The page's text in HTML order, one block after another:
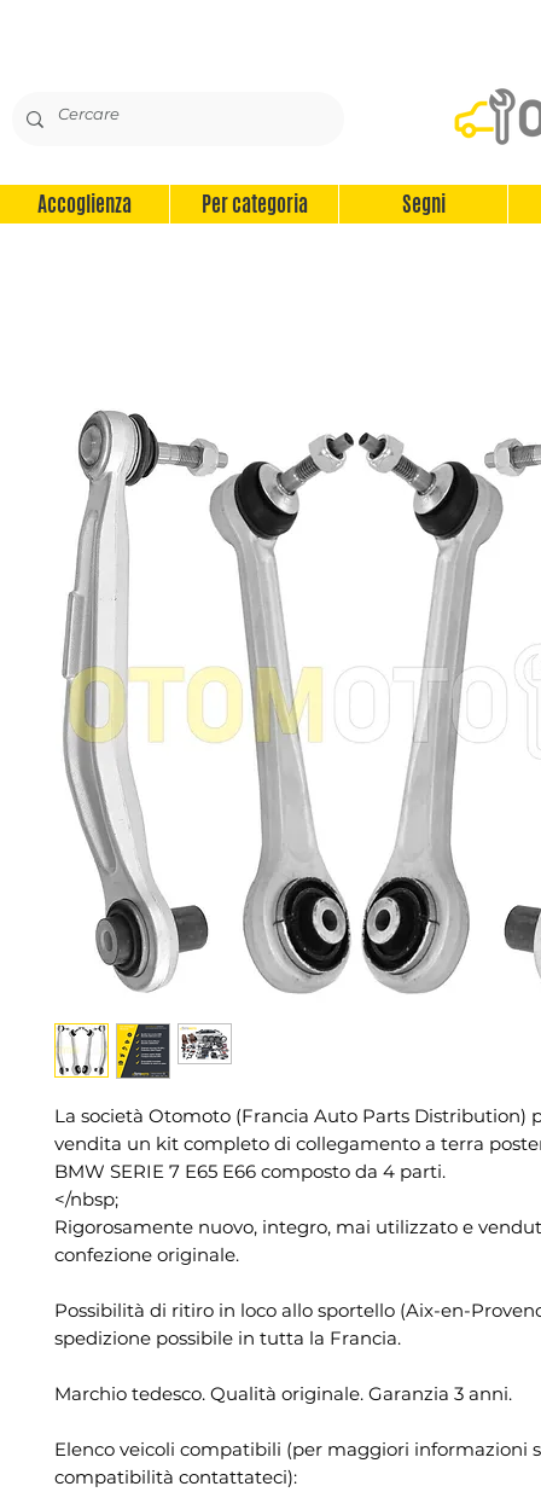
Accoglienza Per categoria Segni
La società Otomoto (Francia Auto Parts Distribution)
vendita un kit completo di collegamento a terra
BMW SERIE 7 E65 E66 composto da 4 parti.
</nbsp;
Rigorosamente nuovo, integro, mai utilizzato e
confezione originale.
Possibilità di ritiro in loco allo sportello (Aix-en-
spedizione possibile in tutta la Francia.
Marchio tedesco. Qualità originale. Garanzia 3 anni.
Elenco veicoli compatibili (per maggiori informazioni
compatibilità contattateci):